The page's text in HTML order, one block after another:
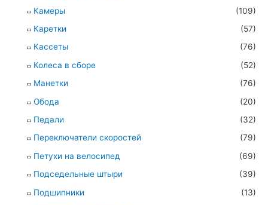
Камеры
(109)
Каретки
(57)
Кассеты
(76)
Колеса в сборе
(52)
Манетки
(76)
Обода
(20)
Педали
(32)
Переключатели скоростей
(79)
Петухи на велосипед
(69)
Подседельные штыри
(39)
Подшипники
(13)